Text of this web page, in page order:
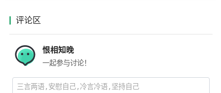
评论区
恨相知晚
一起参与讨论！